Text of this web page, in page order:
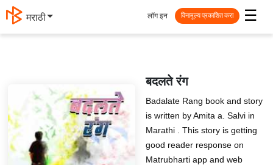
मराठी ☰
लॉग इन विनामूल्य प्रकाशित करा
बदलते रंग
Badalate Rang book and story
is written by Amita a. Salvi in
Marathi . This story is getting
good reader response on
Matrubharti app and web